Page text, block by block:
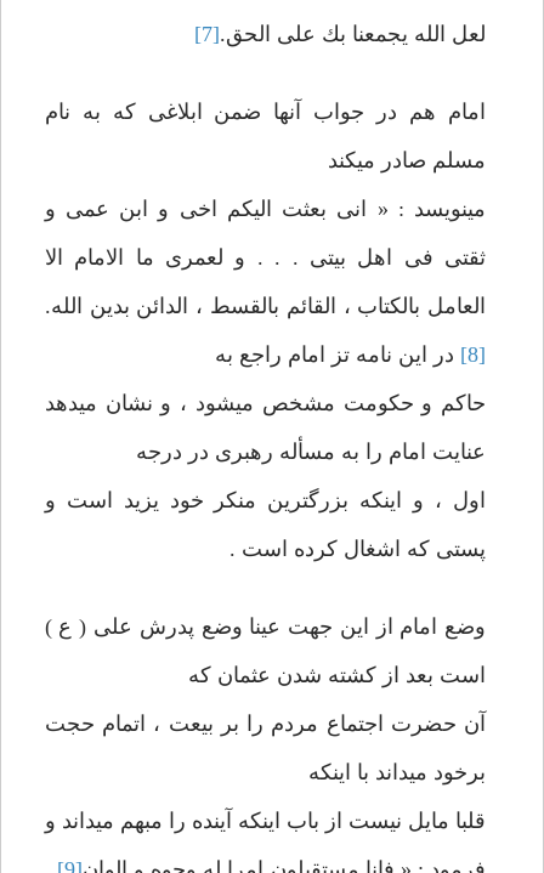
لعل الله يجمعنا بك علی الحق.[7]
امام هم در جواب آنها ضمن ابلاغی كه به نام
مسلم صادر می‏كند
می‏نويسد : « انی بعثت اليكم اخی و ابن عمی و
ثقتی فی اهل بيتی . . . و لعمری ما الامام الا
العامل بالكتاب ، القائم بالقسط ، الدائن بدين الله.
[8]
در اين نامه تز امام راجع به
حاكم و حكومت مشخص می‏شود ، و نشان می‏دهد
عنايت امام را به مسأله رهبری در درجه
اول ، و اينكه بزرگترين منكر خود يزيد است و
پستی كه اشغال كرده است .
وضع امام از اين جهت عينا وضع پدرش علی ( ع )
است بعد از كشته شدن‏ عثمان كه
آن حضرت اجتماع مردم را بر بيعت ، اتمام حجت
برخود می‏داند با اينكه
قلبا مايل نيست از باب اينكه آينده را مبهم می‏داند و